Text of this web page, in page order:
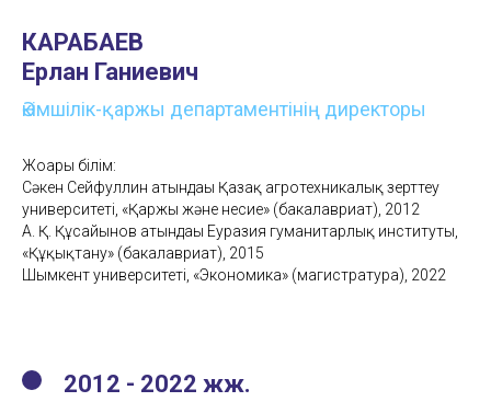
КАРАБАЕВ
Ерлан Ганиевич
Әкімшілік-қаржы департаментінің директоры
Жоғары білім:
Сәкен Сейфуллин атындағы Қазақ агротехникалық зерттеу
университеті, «Қаржы және несие» (бакалавриат), 2012
А. Қ. Құсайынов атындағы Еуразия гуманитарлық институты,
«Құқықтану» (бакалавриат), 2015
Шымкент университеті, «Экономика» (магистратура), 2022
2012 - 2022 жж.